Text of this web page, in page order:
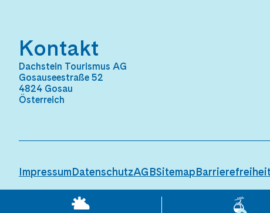
Kontakt
Dachstein Tourismus AG
Gosauseestraße 52
4824 Gosau
Österreich
ImpressumDatenschutzAGBSitemapBarrierefreiheit